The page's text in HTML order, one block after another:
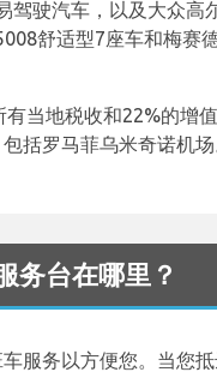
驶汽车，以及大众高
舒适型7座车和梅赛
当地税收和22%的增
括罗马菲乌米奇诺机
务台在哪里？
服务以方便您。当您